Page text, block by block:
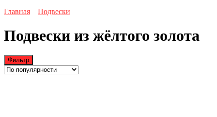
Главная
Подвески
Подвески из жёлтого золота
Фильтр